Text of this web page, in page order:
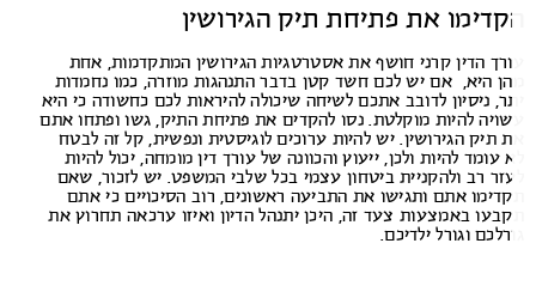
את פתיחת תיק הגירושין
הדין קרני חושף את אסטרטגיות הגירושין המתקדמות, אחת
היא, אם יש לכם חשד קטן בדבר התנהגות מוזרה, כמו נחמדות
ניסיון לדובב אתכם לשיחה שיכולה להיראות לכם כחשודה כי היא
להיות מוקלטת. נסו להקדים את פתיחת התיק, גשו ופתחו אתם
תיק הגירושין. יש להיות ערוכים לוגיסטית ונפשית, קל זה לבטח
עומד להיות ולכן, ייעוץ והכוונה של עורך דין מומחה, יכול להיות
רב ולהקניית ביטחון עצמי בכל שלבי המשפט. יש לזכור, שאם
אתם ותגישו את התביעה ראשונים, רוב הסיכויים כי אתם
באמצעות צעד זה, היכן יתנהל הדיון ואיזו ערכאה תחרוץ את
וגורל ילדיכם.